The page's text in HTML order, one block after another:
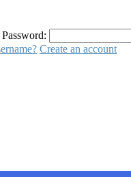
Password:
Create an account